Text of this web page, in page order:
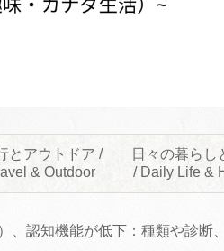
とアウトドア /
& Outdoor
日々の暮らし
/ Daily Life &
、認知機能が低下：種類や診断